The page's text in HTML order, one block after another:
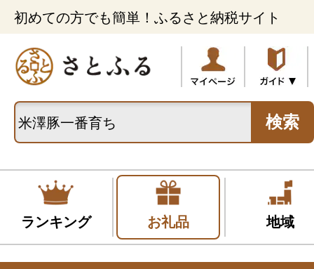
初めての方でも簡単！ふるさと納税サイト
検索
ランキング お礼品 地域